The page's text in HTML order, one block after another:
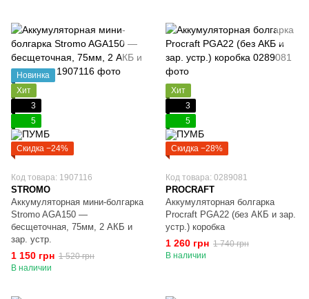
Новинка
Хит
3
5
Скидка −24%
Код товара: 1907116
STROMO
Аккумуляторная мини-болгарка
Stromo AGA150 —
бесщеточная, 75мм, 2 АКБ и
зар. устр.
1 150 грн 1 520 грн
В наличии
Хит
3
5
Скидка −28%
Код товара: 0289081
PROCRAFT
Аккумуляторная болгарка
Procraft PGA22 (без АКБ и зар.
устр.) коробка
1 260 грн 1 740 грн
В наличии